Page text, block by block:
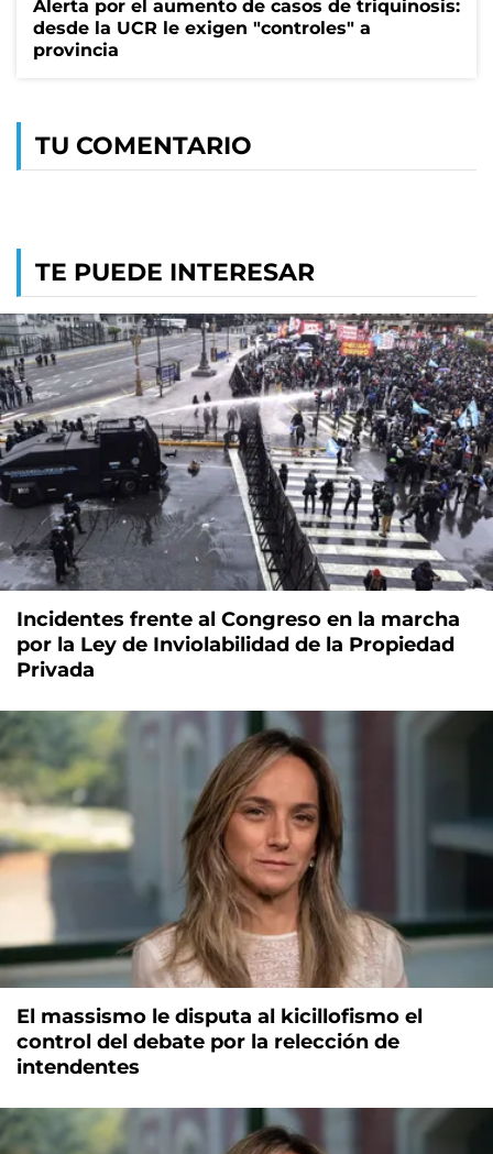
Alerta por el aumento de casos de triquinosis:
desde la UCR le exigen "controles" a
provincia
TU COMENTARIO
TE PUEDE INTERESAR
Incidentes frente al Congreso en la marcha
por la Ley de Inviolabilidad de la Propiedad
Privada
El massismo le disputa al kicillofismo el
control del debate por la relección de
intendentes